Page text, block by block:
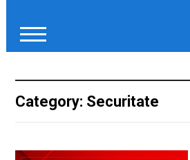
Category: Securitate